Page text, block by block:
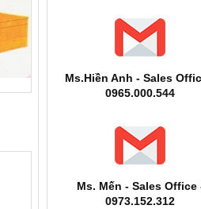
Ms.Hiền Anh - Sales
0965.000.544
Ms. Mến - Sales Office
0973.152.312